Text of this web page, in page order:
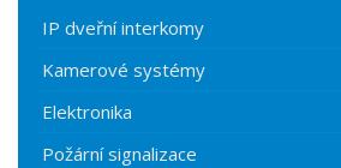
IP dveřní interkomy
Kamerové systémy
Elektronika
Požární signalizace